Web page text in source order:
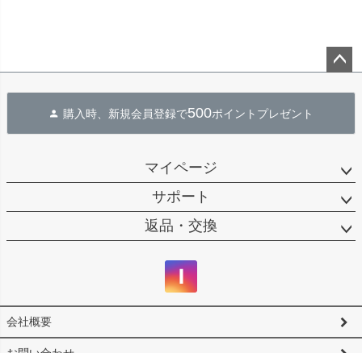
へ
購入時、新規会員登録で500ポイントプレゼント
マイページ
サポート
返品・交換
会社概要